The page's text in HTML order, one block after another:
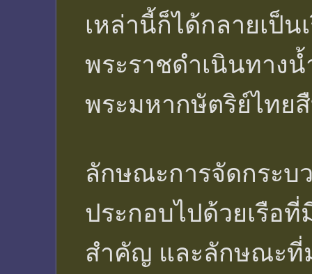
เหล่านี้ก็ได้กลายเป็น
พระราชดำเนินทาง
พระมหากษัตริย์ไทย
ลักษณะการจัดกระบ
ประกอบไปด้วยเรือ
สำคัญ และลักษณะที่